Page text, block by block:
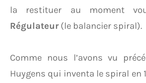
la restituer au moment
Régulateur (le balancier spiral).
Comme nous l’avons vu
Huygens qui inventa le spiral en